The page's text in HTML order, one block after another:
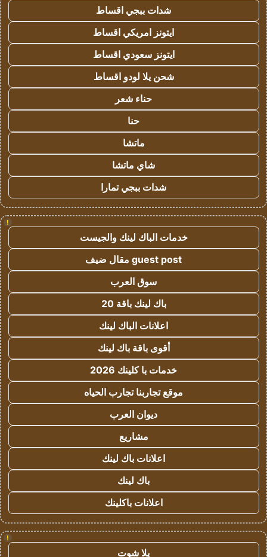
شدات ببجي اقساط
ايتونز امريكي اقساط
ايتونز سعودي اقساط
شحن يلا لودو اقساط
حناء شعر
حنا
ماتشا
شاي ماتشا
شدات ببجي تمارا
!
خدمات الباك لينك والجيست
guest post مقال ضيف
سوق العرب
باك لينك باقة 20
اعلانات الباك لينك
أقوى باقة باك لينك
خدمات با كلينك 2026
موقع تجاربنا تجارب الحياه
ديوان العرب
مشاريع
اعلانات باك لينك
باك لينك
اعلانات باكلينك
!
يلا شوت